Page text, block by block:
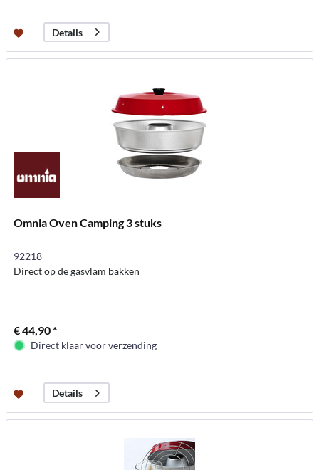
Details
Omnia Oven Camping 3 stuks
92218
Direct op de gasvlam bakken
€ 44,90 *
Direct klaar voor verzending
Details